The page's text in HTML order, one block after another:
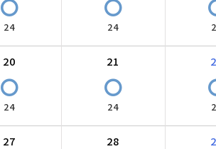
〇
24
〇
24
20
〇
24
21
〇
24
27 28